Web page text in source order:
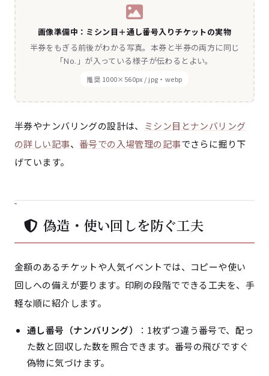
画像準備中：ミシン目＋通し番号入りチケットの実物
半券をもぎる前後がわかる写真。本券と半券の両方に同じ
「No.」が入っている様子が伝わるとよい。
推奨 1000×560px / jpg・webp
半券やナンバリングの設計は、
ミシン目とナンバリング
の詳しい記事、 番号での入場管理の記事でさらに掘り下
げています。
偽造・使い回しを防ぐ工夫
金額のあるチケットや人気イベントでは、コピーや使い
回しへの備えが要ります。印刷の段階でできる工夫を、手
軽な順に紹介します。
通し番号（ナンバリング）
：1枚ずつ違う番号で、配っ
た数と回収した数を照合できます。番号の飛びですぐ
偽物に気づけます。